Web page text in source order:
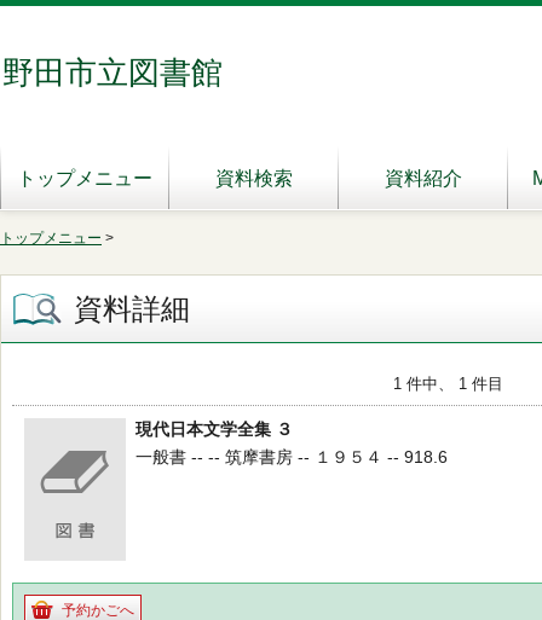
野田市立図書館
トップメニュー 資料検索 資料紹介
トップメニュー >
資料詳細
1 件中、 1 件目
現代日本文学全集 ３
一般書 -- -- 筑摩書房 -- １９５４ -- 918.6
予約かごへ